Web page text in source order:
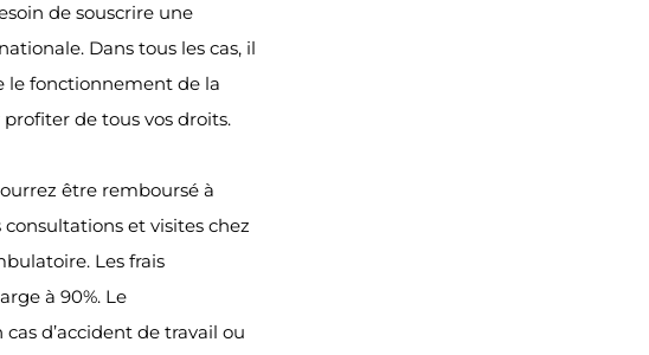
de souscrire une
Dans tous les cas, il
le fonctionnement de la
de tous vos droits.
être remboursé à
et visites chez
Les frais
à 90%. Le
d’accident de travail ou